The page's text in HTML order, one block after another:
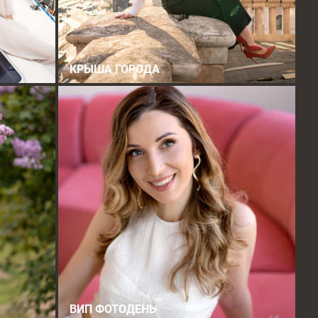
КРЫША ГОРОДА
ВИП ФОТОДЕНЬ